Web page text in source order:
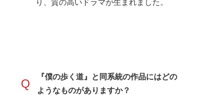
り、質の高いドラマが生まれました。
Q
『僕の歩く道』と同系統の作品にはどの
ようなものがありますか？